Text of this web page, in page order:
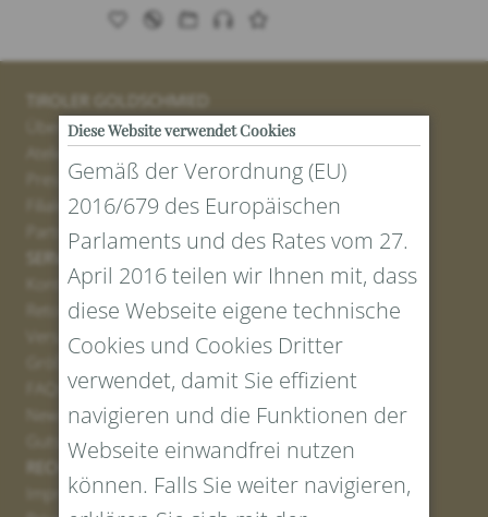
TIROLER GOLDSCHMIED
Über uns
Atelier
Presse
Filialen
Partner
SERVICE
Kontakt
Retourenportal
Versand
Newsletter Anmelden
Gutschein erstellen
RECHTLICHES UND DATENSCHUTZ
Impressum
Diese Website verwendet Cookies
Gemäß der Verordnung (EU)
2016/679 des Europäischen
Parlaments und des Rates vom 27.
April 2016 teilen wir Ihnen mit, dass
diese Webseite eigene technische
Cookies und Cookies Dritter
verwendet, damit Sie effizient
navigieren und die Funktionen der
Webseite einwandfrei nutzen
können. Falls Sie weiter navigieren,